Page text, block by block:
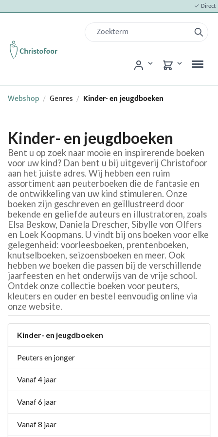
✓ Direct
Webshop / Genres / Kinder- en jeugdboeken
Kinder- en jeugdboeken
Bent u op zoek naar mooie en inspirerende boeken
voor uw kind? Dan bent u bij uitgeverij Christofoor
aan het juiste adres. Wij hebben een ruim
assortiment aan peuterboeken die de fantasie en
de ontwikkeling van uw kind stimuleren. Onze
boeken zijn geschreven en geïllustreerd door
bekende en geliefde auteurs en illustratoren, zoals
Elsa Beskow, Daniela Drescher, Sibylle von Olfers
en Loek Koopmans. U vindt bij ons boeken voor elke
gelegenheid: voorleesboeken, prentenboeken,
knutselboeken, seizoensboeken en meer. Ook
hebben we boeken die passen bij de verschillende
jaarfeesten en het onderwijs van de vrije school.
Ontdek onze collectie boeken voor peuters,
kleuters en ouder en bestel eenvoudig online via
onze website.
Kinder- en jeugdboeken
Peuters en jonger
Vanaf 4 jaar
Vanaf 6 jaar
Vanaf 8 jaar